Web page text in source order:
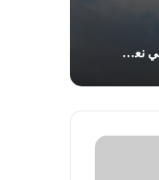
التوحيد الإسلامي نعت المناضل أوكاموتو.. وأشادت بعملية الضفة الغربية البطولية